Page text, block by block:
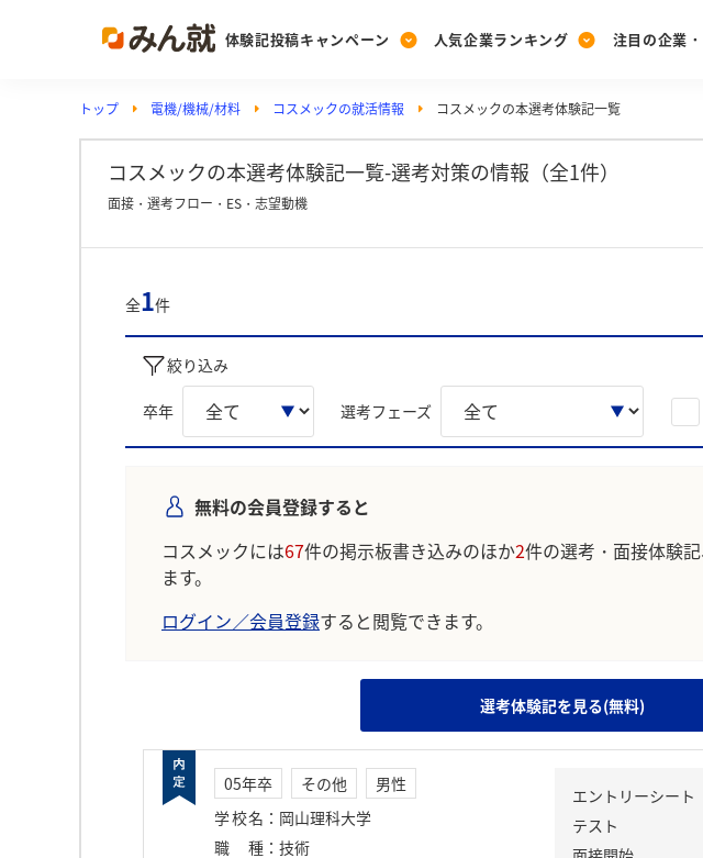
体験記投稿キャンペーン
Post
投稿する
[27卒] 本選考
人気企業ランキング
Ranking
ランキングを見る
みんなのDX企
Vote
注目の企業
PickUp
注目の企業特集
トップ 電機/機械/材料 コスメックの就活情報 コスメックの本選考体験記一覧
コスメックの本選考体験記一覧-選考対策の情報（全1件）
面接・選考フロー・ES・志望動機
全1件
絞り込み
卒年 選考フェーズ
無料の会員登録すると
コスメックには67件の掲示板書き込みのほか2件の選考・面接体験記
ます。
ログイン／会員登録すると閲覧できます。
選考体験記を見る(無料)
05年卒 その他
男性
学校名 ： 岡山理科大学
職種 ： 技術
エントリーシート
テスト